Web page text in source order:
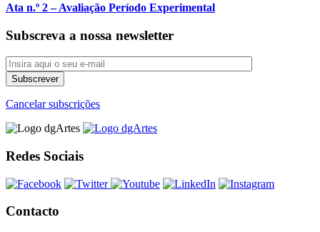
Ata n.º 2 – Avaliação Período Experimental
Subscreva a nossa newsletter
Cancelar subscrições
Redes Sociais
Contacto